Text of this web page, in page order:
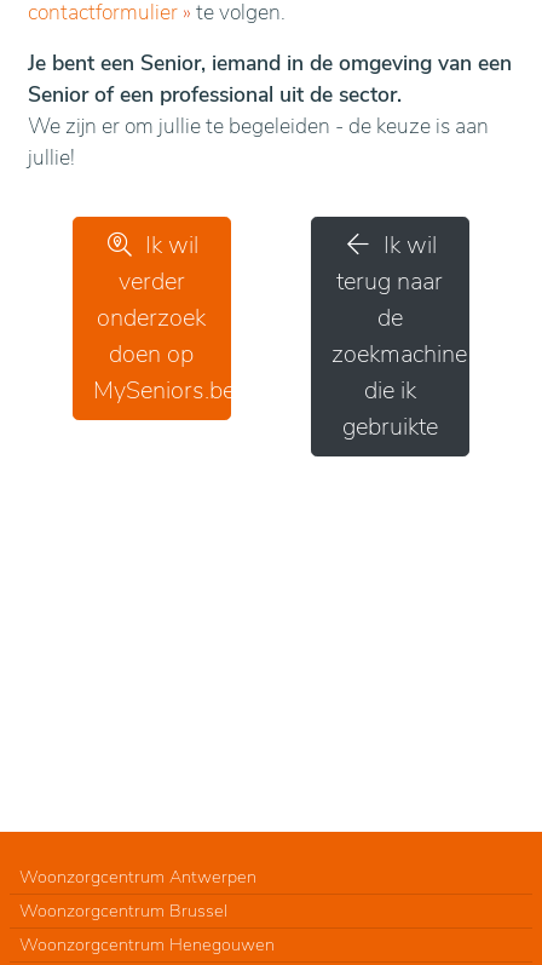
contactformulier » te volgen.
Je bent een Senior, iemand in de omgeving van een
Senior of een professional uit de sector.
We zijn er om jullie te begeleiden - de keuze is aan
jullie!
Ik wil
verder
onderzoek
doen op
MySeniors.be
Ik wil
terug naar
de
zoekmachine
die ik
gebruikte
Woonzorgcentrum Antwerpen
Woonzorgcentrum Brussel
Woonzorgcentrum Henegouwen